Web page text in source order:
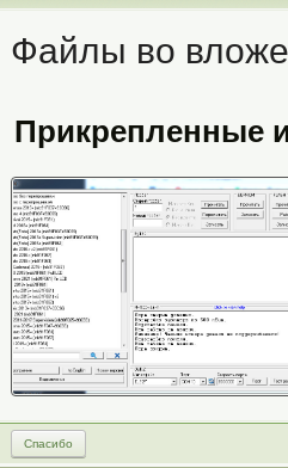
Файлы во
Прикрепленные
Спасибо